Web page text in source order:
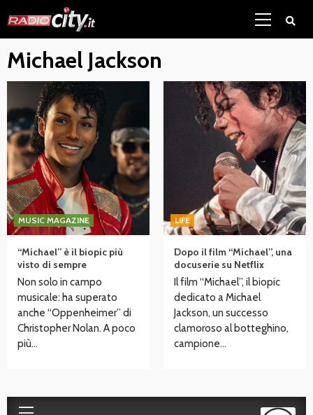
to
content
Michael Jackson
MUSIC MAGAZINE
“Michael” è il biopic più
visto di sempre
Non solo in campo
musicale: ha superato
anche “Oppenheimer” di
Christopher Nolan. A poco
più…
LIFE
Dopo il film “Michael”, una
docuserie su Netflix
Il film “Michael”, il biopic
dedicato a Michael
Jackson, un successo
clamoroso al botteghino,
campione…